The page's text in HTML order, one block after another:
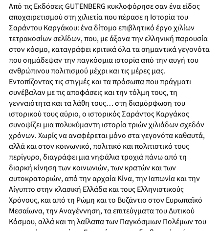
Από τις Εκδόσεις GUTENBERG κυκλοφόρησε σαν ένα είδος
αποχαιρετισμού στη χιλιετία που πέρασε η Ιστορία του
Σαράντου Καργάκου: ένα δίτομο επιβλητικό έργο χιλίων
τετρακοσίων σελίδων, που, με άξονα την ελληνική παρουσία
στον κόσμο, καταγράφει κριτικά όλα τα σημαντικά γεγονότα
που σημάδεψαν την παγκόσμια ιστορία από την αυγή του
ανθρώπινου πολιτισμού μέχρι και τις μέρες μας.
Εντοπίζοντας τις στιγμές και τα πρόσωπα που πράγματι
συνέβαλαν με τις αποφάσεις και την τόλμη τους, τη
γενναιότητα και τα λάθη τους… στη διαμόρφωση του
ιστορικού τους αύριο, ο ιστορικός Σαράντος Καργάκος
συνοψίζει μια πολυκύμαντη ιστορία τριών χιλιάδων σχεδόν
χρόνων. Χωρίς να αναφέρεται μόνο στα γεγονότα καθαυτά,
αλλά και στον κοινωνικό, πολιτικό και πολιτιστικό τους
περίγυρο, διαγράφει μια νηφάλια τροχιά πάνω από τη
διαρκή κίνηση των κοινωνιών, των κρατών και των
αυτοκρατοριών, από την αρχαία Κίνα, την Ιαπωνία και την
Αίγυπτο στην κλασική Ελλάδα και τους Ελληνιστικούς
Χρόνους, και από τη Ρώμη και το Βυζάντιο στον Ευρωπαϊκό
Μεσαίωνα, την Αναγέννηση, τα επιτεύγματα του Δυτικού
Κόσμου, αλλά και τη λαίλαπα των Παγκόσμιων Πολέμων του